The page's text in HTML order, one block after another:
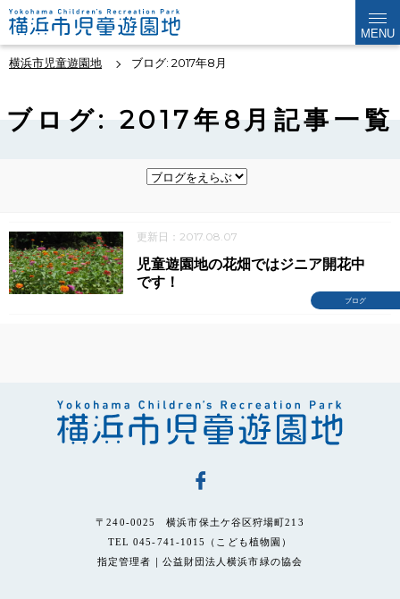
MENU
横浜市児童遊園地 ブログ: 2017年8月
ブログ: 2017年8月記事一覧
更新日：2017.08.07
ブログ
児童遊園地の花畑ではジニア開花中
です！
〒240-0025 横浜市保土ケ谷区狩場町213
TEL 045-741-1015（こども植物園）
指定管理者｜公益財団法人横浜市緑の協会